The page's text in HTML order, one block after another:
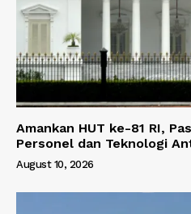
Amankan HUT ke-81 RI,
Personel dan Teknologi
August 10, 2026